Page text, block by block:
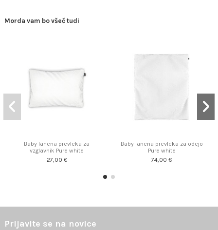
Morda vam bo všeč tudi
Baby lanena prevleka za
vzglavnik Pure white
27,00 €
Baby lanena prevleka za odejo
Pure white
74,00 €
Prijavite se na novice